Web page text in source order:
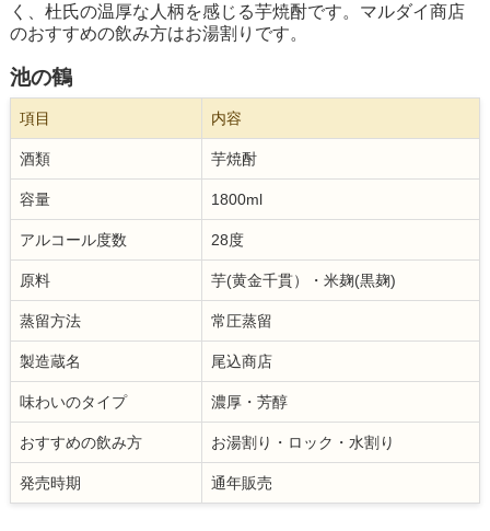
く、杜氏の温厚な人柄を感じる芋焼酎です。マルダイ商店
のおすすめの飲み方はお湯割りです。
池の鶴
項目 内容
酒類 芋焼酎
容量 1800ml
アルコール度数 28度
原料 芋(黄金千貫）・米麹(黒麹)
蒸留方法 常圧蒸留
製造蔵名 尾込商店
味わいのタイプ 濃厚・芳醇
おすすめの飲み方 お湯割り・ロック・水割り
発売時期 通年販売